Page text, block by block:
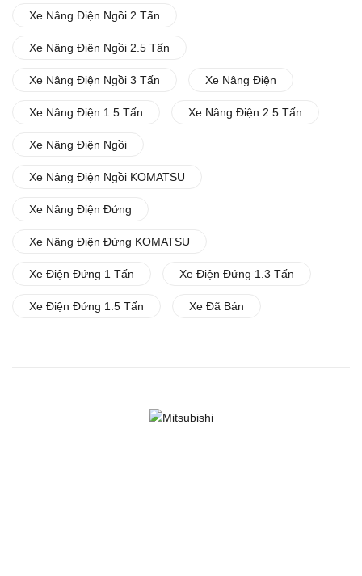
Xe Nâng Điện Ngồi 2 Tấn
Xe Nâng Điện Ngồi 2.5 Tấn
Xe Nâng Điện Ngồi 3 Tấn Xe Nâng Điện
Xe Nâng Điện 1.5 Tấn Xe Nâng Điện 2.5 Tấn
Xe Nâng Điện Ngồi
Xe Nâng Điện Ngồi KOMATSU
Xe Nâng Điện Đứng
Xe Nâng Điện Đứng KOMATSU
Xe Điện Đứng 1 Tấn Xe Điện Đứng 1.3 Tấn
Xe Điện Đứng 1.5 Tấn Xe Đã Bán